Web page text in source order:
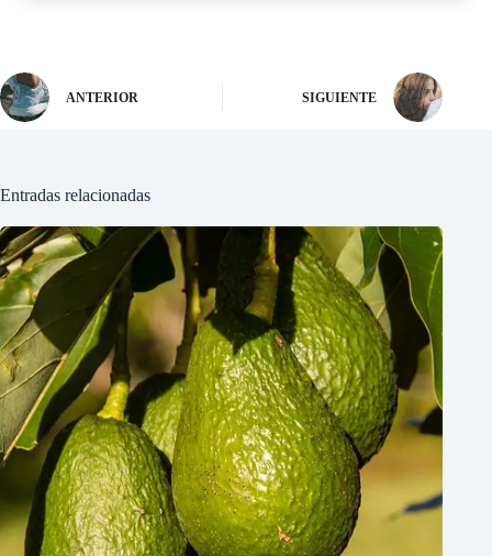
ANTERIOR SIGUIENTE
Entradas relacionadas